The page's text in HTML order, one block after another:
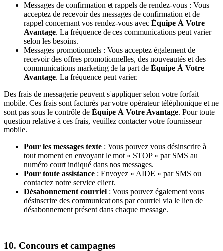
Messages de confirmation et rappels de rendez-vous : Vous
acceptez de recevoir des messages de confirmation et de
rappel concernant vos rendez-vous avec Équipe À Votre
Avantage. La fréquence de ces communications peut varier
selon les besoins.
Messages promotionnels : Vous acceptez également de
recevoir des offres promotionnelles, des nouveautés et des
communications marketing de la part de Équipe À Votre
Avantage. La fréquence peut varier.
Des frais de messagerie peuvent s’appliquer selon votre forfait
mobile. Ces frais sont facturés par votre opérateur téléphonique et ne
sont pas sous le contrôle de Équipe À Votre Avantage. Pour toute
question relative à ces frais, veuillez contacter votre fournisseur
mobile.
Pour les messages texte : Vous pouvez vous désinscrire à
tout moment en envoyant le mot « STOP » par SMS au
numéro court indiqué dans nos messages.
Pour toute assistance : Envoyez « AIDE » par SMS ou
contactez notre service client.
Désabonnement courriel : Vous pouvez également vous
désinscrire des communications par courriel via le lien de
désabonnement présent dans chaque message.
10. Concours et campagnes